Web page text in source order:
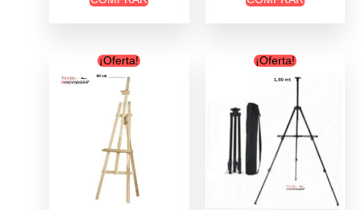
¡Oferta!Original
price
was:
$12.900.
¡Oferta!Original
price
$17.900.